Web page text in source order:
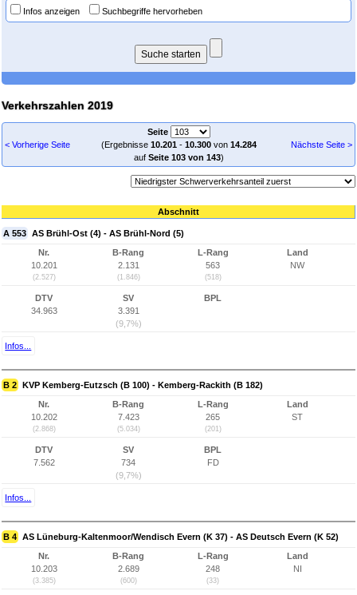
Infos anzeigen Suchbegriffe hervorheben
Verkehrszahlen 2019
< Vorherige Seite
Seite
(Ergebnisse 10.201- 10.300von 14.284
auf Seite 103 von 143)
Nächste Seite >
Abschnitt
A 553 AS Brühl-Ost (4) - AS Brühl-Nord (5)
Nr.
10.201
(2.527)
B-Rang
2.131
(1.846)
L-Rang
563
(518)
Land
NW
DTV
34.963
SV
3.391
(9,7%)
BPL
Infos...
B 2 KVP Kemberg-Eutzsch (B 100) - Kemberg-Rackith (B 182)
Nr.
10.202
(2.868)
B-Rang
7.423
(5.034)
L-Rang
265
(201)
Land
ST
DTV
7.562
SV
734
(9,7%)
BPL
FD
Infos...
B 4 AS Lüneburg-Kaltenmoor/Wendisch Evern (K 37) - AS Deutsch Evern (K 52)
Nr.
10.203
(3.385)
B-Rang
2.689
(600)
L-Rang
248
(33)
Land
NI